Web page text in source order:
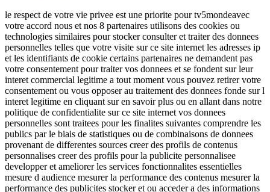
le respect de votre vie privee est une priorite pour tv5mondeavec
votre accord nous et nos 8 partenaires utilisons des cookies ou
technologies similaires pour stocker consulter et traiter des donnees
personnelles telles que votre visite sur ce site internet les adresses ip
et les identifiants de cookie certains partenaires ne demandent pas
votre consentement pour traiter vos donnees et se fondent sur leur
interet commercial legitime a tout moment vous pouvez retirer votre
consentement ou vous opposer au traitement des donnees fonde sur l
interet legitime en cliquant sur en savoir plus ou en allant dans notre
politique de confidentialite sur ce site internet vos donnees
personnelles sont traitees pour les finalites suivantes comprendre les
publics par le biais de statistiques ou de combinaisons de donnees
provenant de differentes sources creer des profils de contenus
personnalises creer des profils pour la publicite personnalisee
developper et ameliorer les services fonctionnalites essentielles
mesure d audience mesurer la performance des contenus mesurer la
performance des publicites stocker et ou acceder a des informations